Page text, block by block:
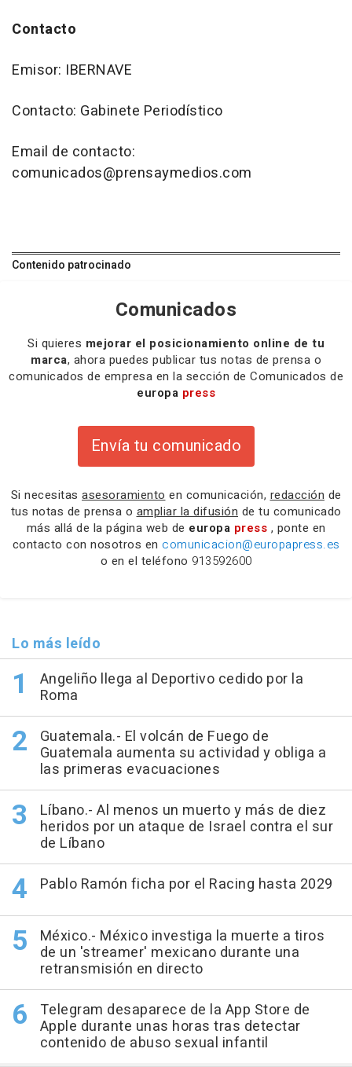
Contacto
Emisor: IBERNAVE
Contacto: Gabinete Periodístico
Email de contacto:
comunicados@prensaymedios.com
Contenido patrocinado
Comunicados
Si quieres mejorar el posicionamiento online de tu
marca, ahora puedes publicar tus notas de prensa o
comunicados de empresa en la sección de Comunicados de
europa press
Envía tu comunicado
Si necesitas asesoramiento en comunicación, redacción de
tus notas de prensa o ampliar la difusión de tu comunicado
más allá de la página web de europa press , ponte en
contacto con nosotros en comunicacion@europapress.es
o en el teléfono 913592600
Lo más leído
Angeliño llega al Deportivo cedido por la
Roma
Guatemala.- El volcán de Fuego de
Guatemala aumenta su actividad y obliga a
las primeras evacuaciones
Líbano.- Al menos un muerto y más de diez
heridos por un ataque de Israel contra el sur
de Líbano
Pablo Ramón ficha por el Racing hasta 2029
México.- México investiga la muerte a tiros
de un 'streamer' mexicano durante una
retransmisión en directo
Telegram desaparece de la App Store de
Apple durante unas horas tras detectar
contenido de abuso sexual infantil